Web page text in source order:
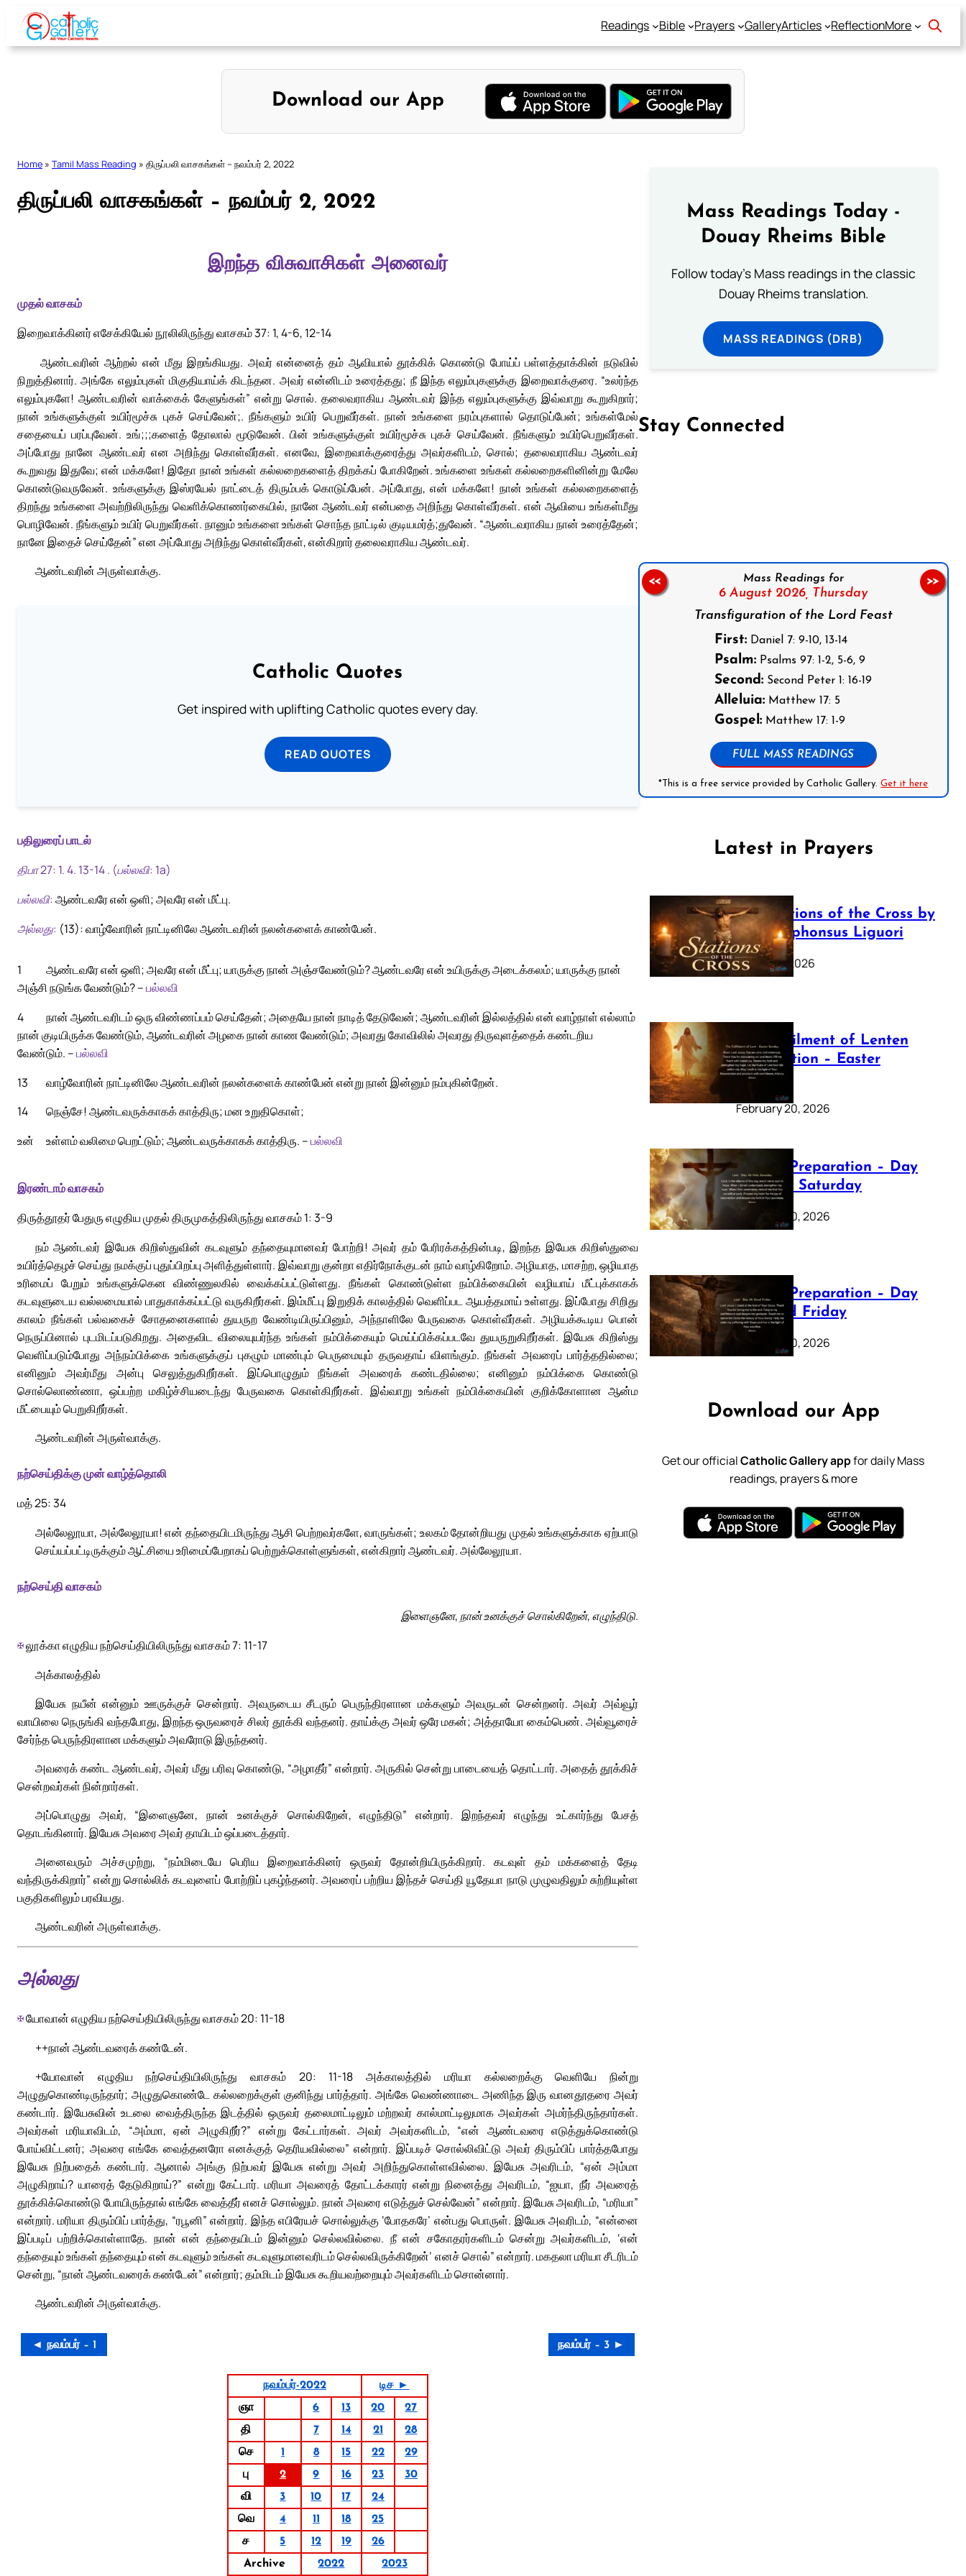
Skip
content
Readings Bible Prayers GalleryArticles ReflectionMore
Download our App
Home » Tamil Mass Reading » திருப்பலி வாசகங்கள் – நவம்பர் 2, 2022
திருப்பலி வாசகங்கள் – நவம்பர் 2, 2022
இறந்த விசுவாசிகள் அனைவர்
முதல் வாசகம்
இறைவாக்கினர் எசேக்கியேல் நூலிலிருந்து வாசகம் 37: 1, 4-6, 12-14
ஆண்டவரின் ஆற்றல் என் மீது இறங்கியது. அவர் என்னைத் தம் ஆவியால் தூக்கிக் கொண்டு போய்ப் பள்ளத்தாக்கின் நடுவில்
நிறுத்தினார். அங்கே எலும்புகள் மிகுதியாய்க் கிடந்தன. அவர் என்னிடம் உரைத்தது; நீ இந்த எலும்புகளுக்கு இறைவாக்குரை. “உலர்ந்த
எலும்புகளே! ஆண்டவரின் வாக்கைக் கேளுங்கள்” என்று சொல். தலைவராகிய ஆண்டவர் இந்த எலும்புகளுக்கு இவ்வாறு கூறுகிறார்;
நான் உங்களுக்குள் உயிர்மூச்சு புகச் செய்வேன்;. நீங்களும் உயிர் பெறுவீர்கள். நான் உங்களை நரம்புகளால் தொடுப்பேன்; உங்கள்மேல்
சதையைப் பரப்புவேன். உங்;;;களைத் தோலால் மூடுவேன். பின் உங்களுக்குள் உயிர்மூச்சு புகச் செய்வேன். நீங்களும் உயிர்பெறுவீர்கள்.
அப்போது நானே ஆண்டவர் என அறிந்து கொள்வீர்கள். எனவே, இறைவாக்குரைத்து அவர்களிடம், சொல்; தலைவராகிய ஆண்டவர்
கூறுவது இதுவே; என் மக்களே! இதோ நான் உங்கள் கல்லறைகளைத் திறக்கப் போகிறேன். உங்களை உங்கள் கல்லறைகளினின்று மேலே
கொண்டுவருவேன். உங்களுக்கு இஸ்ரயேல் நாட்டைத் திரும்பக் கொடுப்பேன். அப்போது, என் மக்களே! நான் உங்கள் கல்லறைகளைத்
திறந்து உங்களை அவற்றிலிருந்து வெளிக்கொணர்கையில், நானே ஆண்டவர் என்பதை அறிந்து கொள்வீர்கள். என் ஆவியை உங்கள்மீது
பொழிவேன். நீங்களும் உயிர் பெறுவீர்கள். நானும் உங்களை உங்கள் சொந்த நாட்டில் குடியமர்த்;துவேன். “ஆண்டவராகிய நான் உரைத்தேன்;
நானே இதைச் செய்தேன்” என அப்போது அறிந்து கொள்வீர்கள், என்கிறார் தலைவராகிய ஆண்டவர்.
ஆண்டவரின் அருள்வாக்கு.
Catholic Quotes
Get inspired with uplifting Catholic quotes every day.
READ QUOTES
பதிலுரைப் பாடல்
திபா 27: 1. 4. 13-14 . (பல்லவி: 1a)
பல்லவி: ஆண்டவரே என் ஒளி; அவரே என் மீட்பு.
அல்லது: (13): வாழ்வோரின் நாட்டினிலே ஆண்டவரின் நலன்களைக் காண்பேன்.
1
ஆண்டவரே என் ஒளி; அவரே என் மீட்பு; யாருக்கு நான் அஞ்சவேண்டும்? ஆண்டவரே என் உயிருக்கு அடைக்கலம்; யாருக்கு நான்
அஞ்சி நடுங்க வேண்டும்? –பல்லவி
4
நான் ஆண்டவரிடம் ஒரு விண்ணப்பம் செய்தேன்; அதையே நான் நாடித் தேடுவேன்; ஆண்டவரின் இல்லத்தில் என் வாழ்நாள் எல்லாம்
நான் குடியிருக்க வேண்டும், ஆண்டவரின் அழகை நான் காண வேண்டும்; அவரது கோவிலில் அவரது திருவுளத்தைக் கண்டறிய
வேண்டும். –பல்லவி
13
வாழ்வோரின் நாட்டினிலே ஆண்டவரின் நலன்களைக் காண்பேன் என்று நான் இன்னும் நம்புகின்றேன்.
14
நெஞ்சே! ஆண்டவருக்காகக் காத்திரு; மன உறுதிகொள்;
உன்
உள்ளம் வலிமை பெறட்டும்; ஆண்டவருக்காகக் காத்திரு. –பல்லவி
இரண்டாம் வாசகம்
திருத்தூதர் பேதுரு எழுதிய முதல் திருமுகத்திலிருந்து வாசகம் 1: 3-9
நம் ஆண்டவர் இயேசு கிறிஸ்துவின் கடவுளும் தந்தையுமானவர் போற்றி! அவர் தம் பேரிரக்கத்தின்படி, இறந்த இயேசு கிறிஸ்துவை
உயிர்த்தெழச் செய்து நமக்குப் புதுப்பிறப்பு அளித்துள்ளார். இவ்வாறு குன்றா எதிர்நோக்குடன் நாம் வாழ்கிறோம். அழியாத, மாசற்ற, ஒழியாத
உரிமைப் பேறும் உங்களுக்கென விண்ணுலகில் வைக்கப்பட்டுள்ளது. நீங்கள் கொண்டுள்ள நம்பிக்கையின் வழியாய் மீட்புக்காகக்
கடவுளுடைய வல்லமையால் பாதுகாக்கப்பட்டு வருகிறீர்கள். இம்மீட்பு இறுதிக் காலத்தில் வெளிப்பட ஆயத்தமாய் உள்ளது. இப்போது சிறிது
காலம் நீங்கள் பல்வகைச் சோதனைகளால் துயருற வேண்டியிருப்பினும், அந்நாளிலே பேருவகை கொள்வீர்கள். அழியக்கூடிய பொன்
நெருப்பினால் புடமிடப்படுகிறது. அதைவிட விலையுயர்ந்த உங்கள் நம்பிக்கையும் மெய்ப்பிக்கப்படவே துயருறுகிறீர்கள். இயேசு கிறிஸ்து
வெளிப்படும்போது அந்நம்பிக்கை உங்களுக்குப் புகழும் மாண்பும் பெருமையும் தருவதாய் விளங்கும். நீங்கள் அவரைப் பார்த்ததில்லை;
எனினும் அவர்மீது அன்பு செலுத்துகிறீர்கள். இப்பொழுதும் நீங்கள் அவரைக் கண்டதில்லை; எனினும் நம்பிக்கை கொண்டு
சொல்லொண்ணா, ஒப்பற்ற மகிழ்ச்சியடைந்து பேருவகை கொள்கிறீர்கள். இவ்வாறு உங்கள் நம்பிக்கையின் குறிக்கோளான ஆன்ம
மீட்பையும் பெறுகிறீர்கள்.
ஆண்டவரின் அருள்வாக்கு.
நற்செய்திக்கு முன் வாழ்த்தொலி
மத் 25: 34
அல்லேலூயா, அல்லேலூயா! என் தந்தையிடமிருந்து ஆசி பெற்றவர்களே, வாருங்கள்; உலகம் தோன்றியது முதல் உங்களுக்காக ஏற்பாடு
செய்யப்பட்டிருக்கும் ஆட்சியை உரிமைப்பேறாகப் பெற்றுக்கொள்ளுங்கள், என்கிறார் ஆண்டவர். அல்லேலூயா.
நற்செய்தி வாசகம்
இளைஞனே, நான் உனக்குச் சொல்கிறேன், எழுந்திடு.
✠லூக்கா எழுதிய நற்செய்தியிலிருந்து வாசகம் 7: 11-17
அக்காலத்தில்
இயேசு நயீன் என்னும் ஊருக்குச் சென்றார். அவருடைய சீடரும் பெருந்திரளான மக்களும் அவருடன் சென்றனர். அவர் அவ்வூர்
வாயிலை நெருங்கி வந்தபோது, இறந்த ஒருவரைச் சிலர் தூக்கி வந்தனர். தாய்க்கு அவர் ஒரே மகன்; அத்தாயோ கைம்பெண். அவ்வூரைச்
சேர்ந்த பெருந்திரளான மக்களும் அவரோடு இருந்தனர்.
அவரைக் கண்ட ஆண்டவர், அவர் மீது பரிவு கொண்டு, “அழாதீர்” என்றார். அருகில் சென்று பாடையைத் தொட்டார். அதைத் தூக்கிச்
சென்றவர்கள் நின்றார்கள்.
அப்பொழுது அவர், “இளைஞனே, நான் உனக்குச் சொல்கிறேன், எழுந்திடு” என்றார். இறந்தவர் எழுந்து உட்கார்ந்து பேசத்
தொடங்கினார். இயேசு அவரை அவர் தாயிடம் ஒப்படைத்தார்.
அனைவரும் அச்சமுற்று, “நம்மிடையே பெரிய இறைவாக்கினர் ஒருவர் தோன்றியிருக்கிறார். கடவுள் தம் மக்களைத் தேடி
வந்திருக்கிறார்” என்று சொல்லிக் கடவுளைப் போற்றிப் புகழ்ந்தனர். அவரைப் பற்றிய இந்தச் செய்தி யூதேயா நாடு முழுவதிலும் சுற்றியுள்ள
பகுதிகளிலும் பரவியது.
ஆண்டவரின் அருள்வாக்கு.
அல்லது
✠யோவான் எழுதிய நற்செய்தியிலிருந்து வாசகம் 20: 11-18
++நான் ஆண்டவரைக் கண்டேன்.
+யோவான் எழுதிய நற்செய்தியிலிருந்து வாசகம் 20: 11-18 அக்காலத்தில் மரியா கல்லறைக்கு வெளியே நின்று
அழுதுகொண்டிருந்தார்; அழுதுகொண்டே கல்லறைக்குள் குனிந்து பார்த்தார். அங்கே வெண்ணாடை அணிந்த இரு வானதூதரை அவர்
கண்டார். இயேசுவின் உடலை வைத்திருந்த இடத்தில் ஒருவர் தலைமாட்டிலும் மற்றவர் கால்மாட்டிலுமாக அவர்கள் அமர்ந்திருந்தார்கள்.
அவர்கள் மரியாவிடம், “அம்மா, ஏன் அழுகிறீர்?” என்று கேட்டார்கள். அவர் அவர்களிடம், “என் ஆண்டவரை எடுத்துக்கொண்டு
போய்விட்டனர்; அவரை எங்கே வைத்தனரோ எனக்குத் தெரியவில்லை” என்றார். இப்படிச் சொல்லிவிட்டு அவர் திரும்பிப் பார்த்தபோது
இயேசு நிற்பதைக் கண்டார். ஆனால் அங்கு நிற்பவர் இயேசு என்று அவர் அறிந்துகொள்ளவில்லை. இயேசு அவரிடம், “ஏன் அம்மா
அழுகிறாய்? யாரைத் தேடுகிறாய்?” என்று கேட்டார். மரியா அவரைத் தோட்டக்காரர் என்று நினைத்து அவரிடம், “ஐயா, நீர் அவரைத்
தூக்கிக்கொண்டு போயிருந்தால் எங்கே வைத்தீர் எனச் சொல்லும். நான் அவரை எடுத்துச் செல்வேன்” என்றார். இயேசு அவரிடம், “மரியா”
என்றார். மரியா திரும்பிப் பார்த்து, “ரபூனி” என்றார். இந்த எபிரேயச் சொல்லுக்கு ‘போதகரே’ என்பது பொருள். இயேசு அவரிடம், “என்னை
இப்படிப் பற்றிக்கொள்ளாதே. நான் என் தந்தையிடம் இன்னும் செல்லவில்லை. நீ என் சகோதரர்களிடம் சென்று அவர்களிடம், ‘என்
தந்தையும் உங்கள் தந்தையும் என் கடவுளும் உங்கள் கடவுளுமானவரிடம் செல்லவிருக்கிறேன்’ எனச் சொல்” என்றார். மகதலா மரியா சீடரிடம்
சென்று, “நான் ஆண்டவரைக் கண்டேன்” என்றார்; தம்மிடம் இயேசு கூறியவற்றையும் அவர்களிடம் சொன்னார்.
ஆண்டவரின் அருள்வாக்கு.
◄ நவம்பர் – 1 நவம்பர் – 3 ►
நவம்பர்-2022
டிச ►
ஞா
6 13 20
27
தி
7 14 21
28
செ
1 8 15 22
29
பு
2 9 16 23
30
வி
3 10 17
24
வெ
4 11 18
25
ச
5 12 19
26
Archive
2022 2023
Mass Readings Today -
Douay Rheims Bible
Follow today's Mass readings in the classic
Douay Rheims translation.
MASS READINGS (DRB)
Stay Connected
Follow us on Facebook
Mass Readings for
6 August 2026, Thursday
Transfiguration of the Lord Feast
First: Daniel 7: 9-10, 13-14
Psalm: Psalms 97: 1-2, 5-6, 9
Second: Second Peter 1: 16-19
Alleluia: Matthew 17: 5
Gospel: Matthew 17: 1-9
FULL MASS READINGS
*This is a free service provided by Catholic Gallery.Get it here
<< >>
Latest in Prayers
The Stations of the Cross by
Saint Alphonsus Liguori
March 16, 2026
The Fulfilment of Lenten
Preparation – Easter
Sunday
February 20, 2026
Lenten Preparation – Day
40: Holy Saturday
February 20, 2026
Lenten Preparation – Day
39: Good Friday
February 20, 2026
Download our App
Get our officialCatholic Gallery appfor daily Mass
readings, prayers & more